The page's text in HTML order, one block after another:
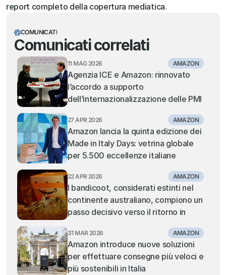
report completo della copertura mediatica.
COMUNICATI
Comunicati correlati
11 MAG 2026 AMAZON
Agenzia ICE e Amazon: rinnovato
l’accordo a supporto
dell’internazionalizzazione delle PMI
27 APR 2026 AMAZON
Amazon lancia la quinta edizione dei
Made in Italy Days: vetrina globale
per 5.500 eccellenze italiane
22 APR 2026 AMAZON
I bandicoot, considerati estinti nel
continente australiano, compiono un
passo decisivo verso il ritorno in
31 MAR 2026 AMAZON
Amazon introduce nuove soluzioni
per effettuare consegne più veloci e
più sostenibili in Italia